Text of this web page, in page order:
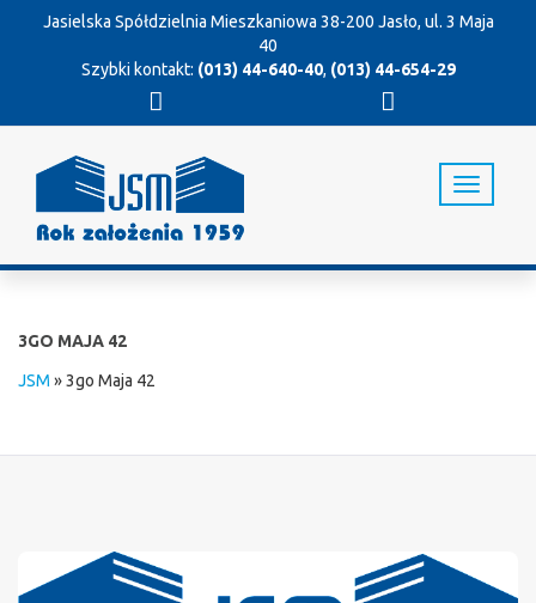
Jasielska Spółdzielnia Mieszkaniowa 38-200 Jasło, ul. 3 Maja
40
Szybki kontakt: (013) 44-640-40, (013) 44-654-29
T
o
3GO MAJA 42
JSM »3go Maja 42